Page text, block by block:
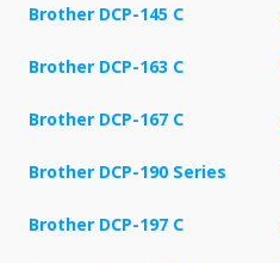
Brother DCP-145 C
Brother DCP-163 C
Brother DCP-167 C
Brother DCP-190 Series
Brother DCP-197 C